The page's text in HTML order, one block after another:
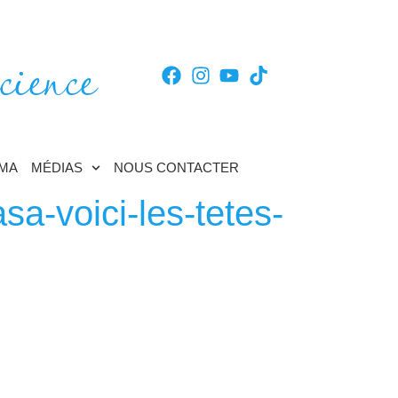
MÉDIAS NOUS CONTACTER
voici-les-tetes-